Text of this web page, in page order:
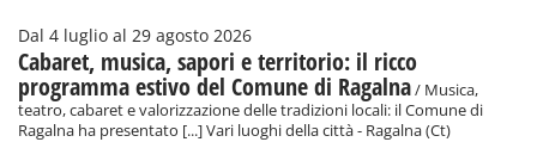
Dal 4 luglio al 29 agosto 2026
Cabaret, musica, sapori e territorio: il ricco
programma estivo del Comune di Ragalna/ Musica,
teatro, cabaret e valorizzazione delle tradizioni locali: il Comune di
Ragalna ha presentato [...] Vari luoghi della città - Ragalna (Ct)